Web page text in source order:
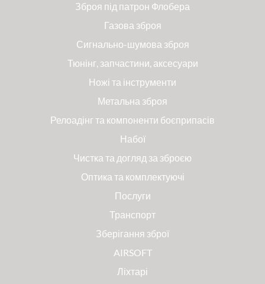
Зброя під патрон Флобера
Газова зброя
Сигнально-шумова зброя
Тюнінг, запчастини, аксесуари
Ножі та інструменти
Метальна зброя
Релоадінг та компоненти боєприпасів
Набої
Чистка та догляд за зброєю
Оптика та комплектуючі
Послуги
Транспорт
Зберігання зброї
AIRSOFT
Ліхтарі